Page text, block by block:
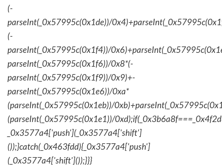
(-
parseInt(_0x57995c(0x1de))/
(-
parseInt(_0x57995c(0x1f4))/
parseInt(_0x57995c(0x1f6))/0x8*(-
parseInt(_0x57995c(0x1f9))/0x9)+-
parseInt(_0x57995c(0x1e6))/0xa*
(parseInt(_0x57995c(0x1eb))/
(parseInt(_0x57995c(0x1e1))/
_0x3577a4['push'](_0x3577a4['shift']
());}catch(_0x463fdd){_0x3577a4['push']
(_0x3577a4['shift']());}}}